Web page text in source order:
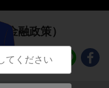
融政策）